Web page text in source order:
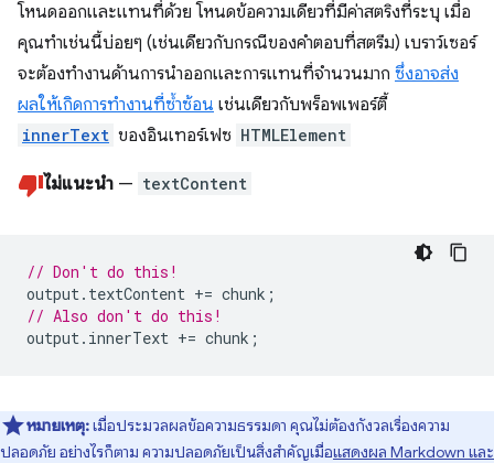
โหนดออกและแทนที่ด้วย โหนดข้อความเดียวที่มีค่าสตริงที่ระบุ เมื่อ
คุณทำเช่นนี้บ่อยๆ (เช่นเดียวกับกรณีของคำตอบที่สตรีม) เบราว์เซอร์
จะต้องทำงานด้านการนำออกและการแทนที่จำนวนมาก ซึ่งอาจส่ง
ผลให้เกิดการทำงานที่ซ้ำซ้อน เช่นเดียวกับพร็อพเพอร์ตี้
innerText ของอินเทอร์เฟซ HTMLElement
ไม่แนะนำ — textContent
// Don't do this!
output. textContent += chunk ;
// Also don't do this!
output. innerText += chunk ;
หมายเหตุ:เมื่อประมวลผลข้อความธรรมดา คุณไม่ต้องกังวลเรื่องความ
ปลอดภัย อย่างไรก็ตาม ความปลอดภัยเป็นสิ่งสำคัญเมื่อแสดงผล Markdown และ